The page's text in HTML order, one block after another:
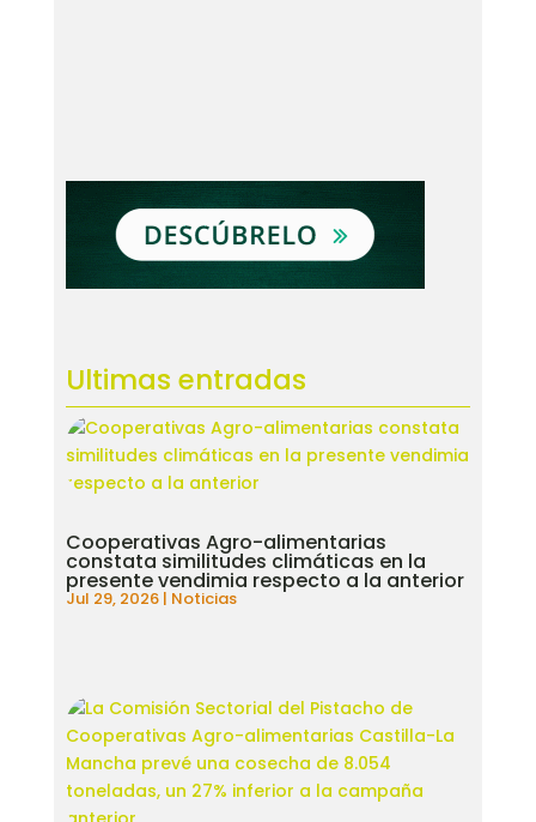
Ultimas entradas
Cooperativas Agro-alimentarias
constata similitudes climáticas en la
presente vendimia respecto a la anterior
Jul 29, 2026| Noticias